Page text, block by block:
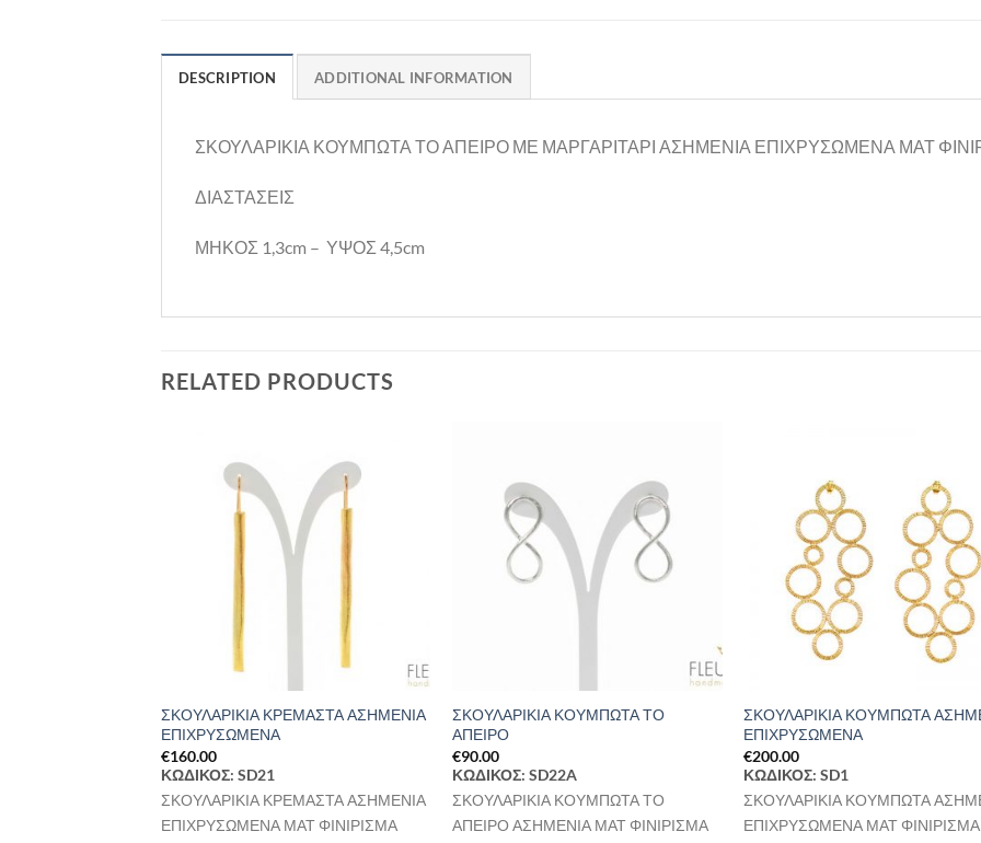
DESCRIPTION ADDITIONAL INFORMATION
ΣΚΟΥΛΑΡΙΚΙΑ ΚΟΥΜΠΩΤΑ ΤΟ ΑΠΕΙΡΟ ΜΕ ΜΑΡΓΑΡΙΤΑΡΙ ΑΣΗΜΕΝΙΑ ΕΠΙΧΡΥΣΩΜΕΝΑ ΜΑΤ
ΔΙΑΣΤΑΣΕΙΣ
ΜΗΚΟΣ 1,3cm – ΥΨΟΣ 4,5cm
RELATED PRODUCTS
Προσθήκη
Επιθυμιών
ΣΚΟΥΛΑΡΙΚΙΑ ΚΡΕΜΑΣΤΑ ΑΣΗΜΕΝΙΑ
ΕΠΙΧΡΥΣΩΜΕΝΑ
€160.00
ΚΩΔΙΚΟΣ: SD21
ΣΚΟΥΛΑΡΙΚΙΑ ΚΡΕΜΑΣΤΑ ΑΣΗΜΕΝΙΑ
ΕΠΙΧΡΥΣΩΜΕΝΑ ΜΑΤ ΦΙΝΙΡΙΣΜΑ
Προσθήκη
στη Λίστα
Επιθυμιών
ΣΚΟΥΛΑΡΙΚΙΑ ΚΟΥΜΠΩΤΑ ΤΟ
ΑΠΕΙΡΟ
€90.00
ΚΩΔΙΚΟΣ: SD22A
ΣΚΟΥΛΑΡΙΚΙΑ ΚΟΥΜΠΩΤΑ ΤΟ
ΑΠΕΙΡΟ ΑΣΗΜΕΝΙΑ ΜΑΤ ΦΙΝΙΡΙΣΜΑ
στη
ΣΚΟΥΛΑΡΙΚΙΑ ΚΟΥΜΠΩΤΑ
ΕΠΙΧΡΥΣΩΜΕΝΑ
€200.00
ΚΩΔΙΚΟΣ: SD1
ΣΚΟΥΛΑΡΙΚΙΑ ΚΟΥΜΠΩΤΑ
ΕΠΙΧΡΥΣΩΜΕΝΑ ΜΑΤ ΦΙΝΙΡΙΣΜΑ